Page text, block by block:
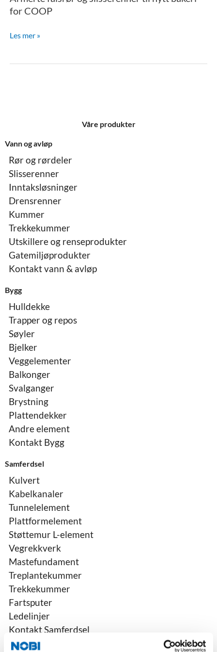
for COOP
Les mer »
Våre produkter
Vann og avløp
Rør og rørdeler
Slisserenner
Inntaksløsninger
Drensrenner
Kummer
Trekkekummer
Utskillere og renseprodukter
Gatemiljøprodukter
Kontakt vann & avløp
Bygg
Hulldekke
Trapper og repos
Søyler
Bjelker
Veggelementer
Balkonger
Svalganger
Brystning
Plattendekker
Andre element
Kontakt Bygg
Samferdsel
Kulvert
Kabelkanaler
Tunnelelement
Plattformelement
Støttemur L-element
Vegrekkverk
Mastefundament
Treplantekummer
Trekkekummer
Fartsputer
Ledelinjer
Kontakt Samferdsel